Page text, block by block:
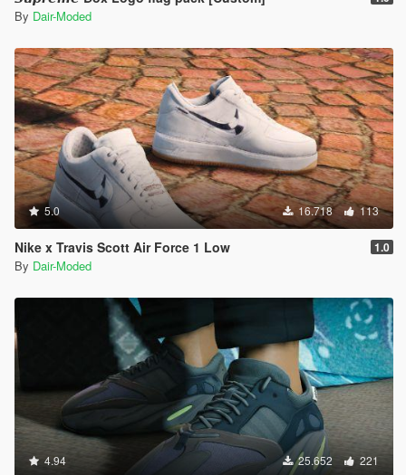
By Dair-Moded
5.0 16.718 113
Nike x Travis Scott Air Force 1 Low 1.0
By Dair-Moded
4.94 25.652 221